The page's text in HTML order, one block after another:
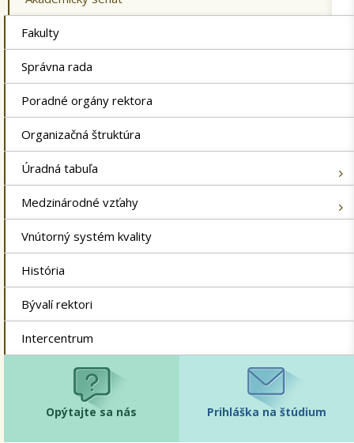
Fakulty
Správna rada
Poradné orgány rektora
Organizačná štruktúra
Úradná tabuľa
Medzinárodné vzťahy
Vnútorný systém kvality
História
Bývalí rektori
Intercentrum
Opýtajte sa nás Prihláška na štúdium